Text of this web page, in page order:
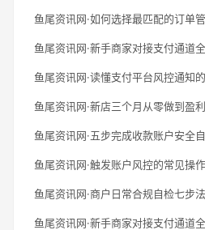
鱼尾资讯网·如何选择最匹配的订单
鱼尾资讯网·新手商家对接支付通道
鱼尾资讯网·读懂支付平台风控通知
鱼尾资讯网·新店三个月从零做到盈
鱼尾资讯网·五步完成收款账户安全
鱼尾资讯网·触发账户风控的常见操
鱼尾资讯网·商户日常合规自检七步法
鱼尾资讯网·新手商家对接支付通道